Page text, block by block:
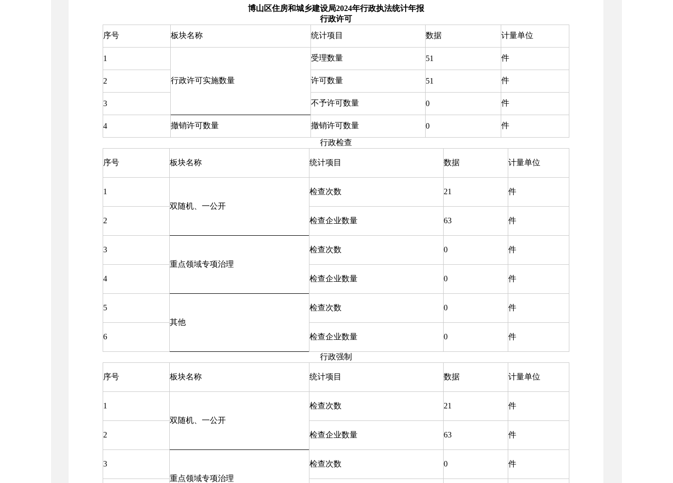
博山区住房和城乡建设局2024年行政执法统计年报
行政许可
序号
板块名称 统计项目 数据 计量单位
1
行政许可实施数量
受理数量 51 件
2 许可数量 51 件
3 不予许可数量 0 件
4 撤销许可数量 撤销许可数量 0
件
行政检查
序号 板块名称 统计项目 数据 计量单位
1
双随机、一公开
检查次数 21 件
2 检查企业数量 63 件
3
重点领域专项治理
检查次数 0 件
4 检查企业数量 0 件
5
其他
检查次数 0 件
6 检查企业数量 0 件
行政强制
序号 板块名称 统计项目 数据 计量单位
1
双随机、一公开
检查次数 21 件
2 检查企业数量 63 件
3
重点领域专项治理
检查次数 0 件